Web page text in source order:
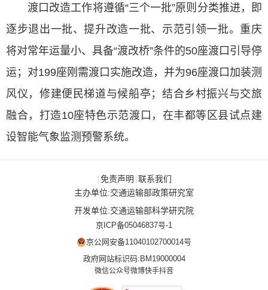
渡口改造工作将遵循“三个一批”原则分类推进，即
逐步退出一批、提升改造一批、示范引领一批。重庆
将对常年运量小、具备“渡改桥”条件的50座渡口引导停
运；对199座刚需渡口实施改造，并为96座渡口加装测
风仪，修建便民梯道与候船亭；结合乡村振兴与交旅
融合，打造10座特色示范渡口，在丰都等区县试点建
设智能气象监测预警系统。
| 免责声明 | 联系我们
主办单位:交通运输部政策研究室
开发单位:交通运输部科学研究院
京ICP备05046837号-1
京公网安备11040102700014号
政府网站标识码:BM19000004
微信公众号微博快手抖音